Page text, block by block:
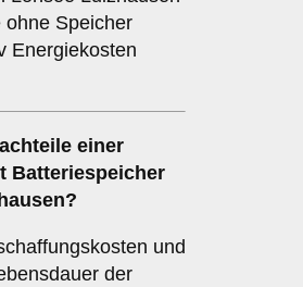
ohne Speicher
Energiekosten
einer
Batteriespeicher
und
der